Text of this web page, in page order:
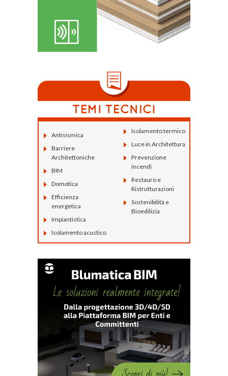
Antisismica
Barriere
Architettoniche
BIM
Domotica
Efficienza
energetica
Impiantistica
Isolamento acustico
Isolamento termico
Luce in Architettura
Prevenzione
incendi
Restauro e
Ristrutturazioni
Sostenibilità e
Bioedilizia